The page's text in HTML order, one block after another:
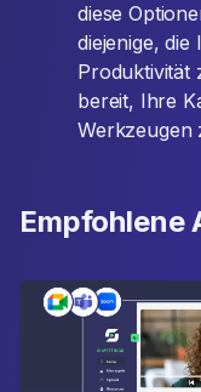
diese
diejenige,
Produktivität
bereit, Ihre
Werkzeugen
Empfohlene